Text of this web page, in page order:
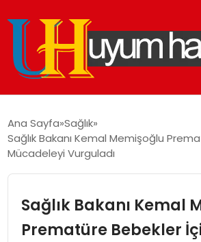
EKONOMI
DÜNYA
Ana Sayfa Sağlık
Sağlık Bakanı Kemal Memişoğlu
Mücadeleyi Vurguladı
Sağlık Bakanı Kemal
Prematüre Bebekler